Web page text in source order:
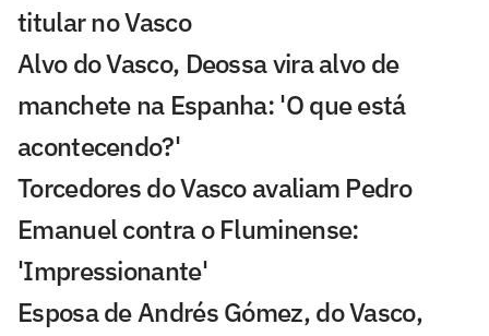
titular no Vasco
Alvo do Vasco, Deossa vira alvo de
manchete na Espanha: 'O que está
acontecendo?'
Torcedores do Vasco avaliam Pedro
Emanuel contra o Fluminense:
'Impressionante'
Esposa de Andrés Gómez, do Vasco,